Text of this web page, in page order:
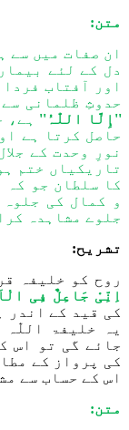
متن:
ان صفات میں سے
دل کے لئے
اور آفتاب
حدوثِ ظلمانی
''إِلَّا اللّٰہُ'' ہے،
حاصل کرتا ہے
نورِ وحدت کے
تاریکیاں ختم
کا سلطان جو کہ
و کمال کی
جلوے مشاہدہ
تشریح:
روح کو خلیفہ
اِنِّیْ جَاعِلٌ فِی
کی ق ید کے اندر
یہ
خلیفۃ اللّٰہ
جائے گ ی تو اس
ک ی پرواز کے
اس کے حساب سے
متن: